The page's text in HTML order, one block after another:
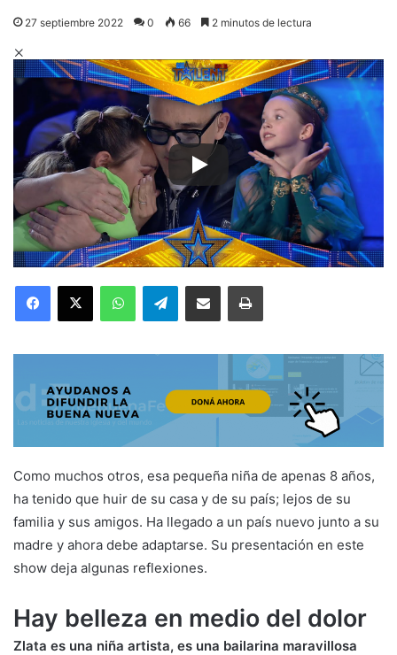
27 septiembre 2022 0 66 2 minutos de lectura
Facebook
X WhatsAppTelegramCompartir por correo electrónicoImprimir
Como muchos otros, esa pequeña niña de apenas 8 años,
ha tenido que huir de su casa y de su país; lejos de su
familia y sus amigos. Ha llegado a un país nuevo junto a su
madre y ahora debe adaptarse. Su presentación en este
show deja algunas reflexiones.
Hay belleza en medio del dolor
Zlata es una niña artista, es una bailarina maravillosa